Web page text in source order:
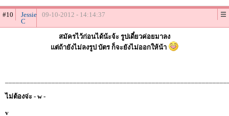
#10
Jessie
C
09-10-2012 - 14:14:37
สมัครไว้ก่อนได้น้ะจ้ะ รูปเดี๋ยวค่อยมาลง
แต่ถ้ายังไม่ลงรูป บัตร ก็จะยังไม่ออกให้น้า
ไม่ต้องจ่ะ - w -
v